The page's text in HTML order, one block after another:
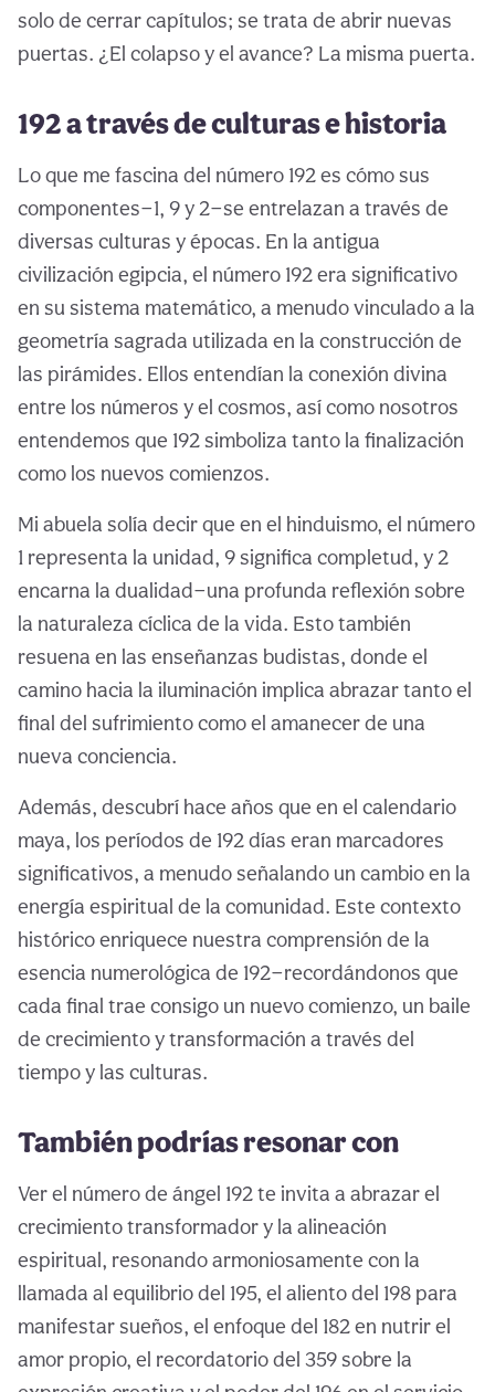
solo de cerrar capítulos; se trata de abrir nuevas
puertas. ¿El colapso y el avance? La misma puerta.
192 a través de culturas e historia
Lo que me fascina del número 192 es cómo sus
componentes—1, 9 y 2—se entrelazan a través de
diversas culturas y épocas. En la antigua
civilización egipcia, el número 192 era significativo
en su sistema matemático, a menudo vinculado a la
geometría sagrada utilizada en la construcción de
las pirámides. Ellos entendían la conexión divina
entre los números y el cosmos, así como nosotros
entendemos que 192 simboliza tanto la finalización
como los nuevos comienzos.
Mi abuela solía decir que en el hinduismo, el número
1 representa la unidad, 9 significa completud, y 2
encarna la dualidad—una profunda reflexión sobre
la naturaleza cíclica de la vida. Esto también
resuena en las enseñanzas budistas, donde el
camino hacia la iluminación implica abrazar tanto el
final del sufrimiento como el amanecer de una
nueva conciencia.
Además, descubrí hace años que en el calendario
maya, los períodos de 192 días eran marcadores
significativos, a menudo señalando un cambio en la
energía espiritual de la comunidad. Este contexto
histórico enriquece nuestra comprensión de la
esencia numerológica de 192—recordándonos que
cada final trae consigo un nuevo comienzo, un baile
de crecimiento y transformación a través del
tiempo y las culturas.
También podrías resonar con
Ver el número de ángel 192 te invita a abrazar el
crecimiento transformador y la alineación
espiritual, resonando armoniosamente con la
llamada al equilibrio del 195, el aliento del 198 para
manifestar sueños, el enfoque del 182 en nutrir el
amor propio, el recordatorio del 359 sobre la